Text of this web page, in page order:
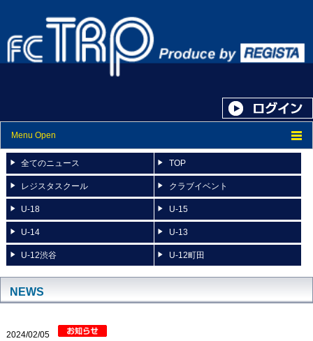
Menu Open
トップ
ニュース
スケジュール
スタッフ紹介
全てのニュース TOP
レジスタスクール クラブイベント
U-18 U-15
U-14 U-13
U-12渋谷 U-12町田
NEWS
2024/02/05